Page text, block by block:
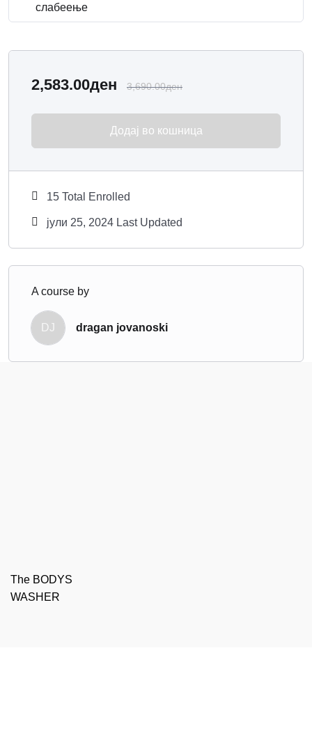
слабеење
2,583.00ден 3,690.00ден
Додај во кошница
15 Total Enrolled
јули 25, 2024 Last Updated
A course by
DJ dragan jovanoski
The BODYS
WASHER